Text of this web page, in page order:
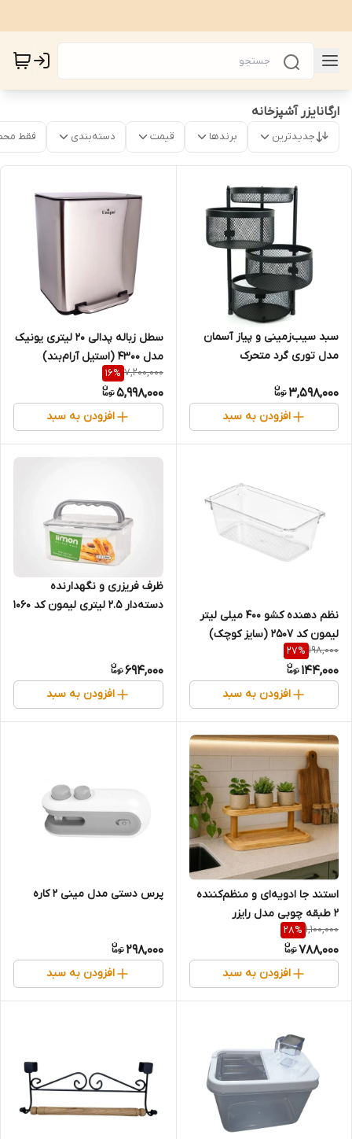
ارگانایزر آشپزخانه
جدیدترین برندها قیمت دسته‌بندی فقط
سبد سیب‌زمینی و پیاز آسمان
مدل توری گرد متحرک
3,598,000
افزودن به سبد
سطل زباله پدالی ۲۰ لیتری یونیک
مدل ۴۳۰۰ (استیل آرام‌بند)
7,200,000
16%
5,998,000
افزودن به سبد
نظم دهنده کشو ۴۰۰ میلی لیتر
لیمون کد ۲۵۰۷ (سایز کوچک)
198,000
27%
144,000
افزودن به سبد
ظرف فریزری و نگهدارنده
دسته‌دار ۲.۵ لیتری لیمون کد ۱۰۶۰
694,000
افزودن به سبد
استند جا ادویه‌ای و منظم‌کننده
۲ طبقه چوبی مدل رایزر
1,100,000
28%
788,000
افزودن به سبد
پرس دستی مدل مینی 2 کاره
298,000
افزودن به سبد